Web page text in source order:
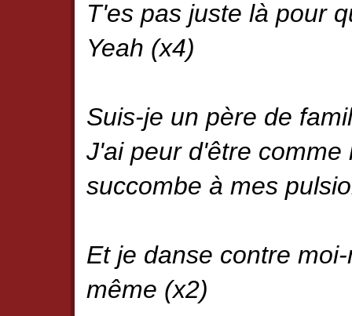
T'es pas juste là pour
Yeah (x4)
Suis-je un père de
J'ai peur d'être
succombe à mes
Et je danse contre
même (x2)